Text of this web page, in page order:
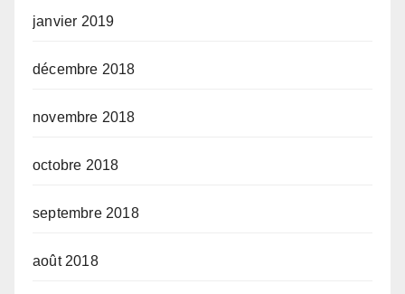
janvier 2019
décembre 2018
novembre 2018
octobre 2018
septembre 2018
août 2018